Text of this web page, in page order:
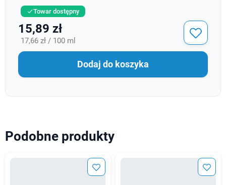
Towar dostępny
15,89 zł
17,66 zł / 100 ml
Dodaj do koszyka
Podobne produkty